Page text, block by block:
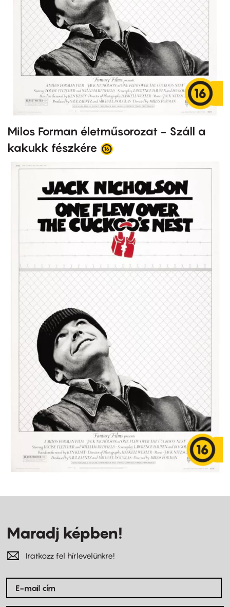
Milos Forman életműsorozat - Száll a
kakukk fészkére
Maradj képben!
Iratkozz fel hírlevelünkre!